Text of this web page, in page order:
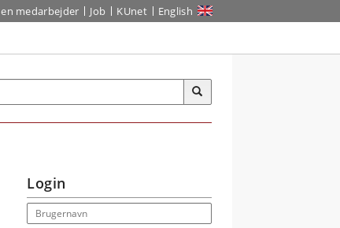
medarbejder Job KUnet English
Login
Email address